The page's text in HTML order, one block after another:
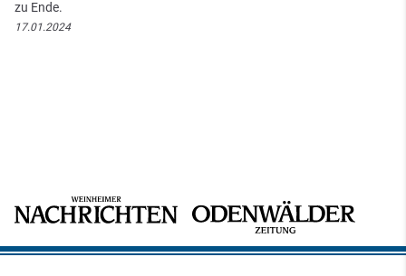
zu Ende.
17.01.2024